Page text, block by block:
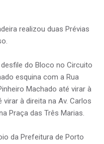
realizou duas Prévias
do Bloco no Circuito
esquina com a Rua
Machado até virar à
à direita na Av. Carlos
Praça das Três Marias.
da Prefeitura de Porto